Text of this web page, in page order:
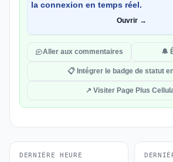
la connexion en temps réel.
Ouvrir →
Aller aux commentaires 🔔
📋 Intégrer le badge de statut
↗ Visiter Page Plus
DERNIÈRE HEURE